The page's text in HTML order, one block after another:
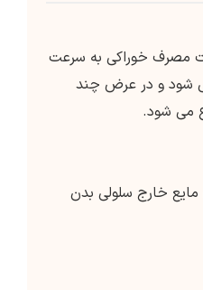
مصرف خوراکی به سرعت
شود و در عرض چند
می شود.
خارج سلولی بدن